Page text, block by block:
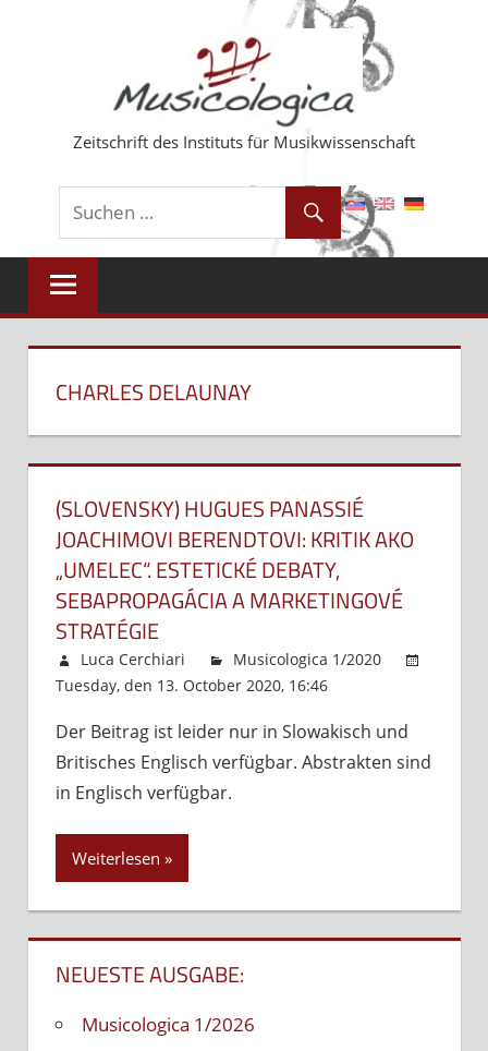
Zeitschrift des Instituts für Musikwissenschaft
CHARLES DELAUNAY
(SLOVENSKY) HUGUES PANASSIÉ
JOACHIMOVI BERENDTOVI: KRITIK AKO
„UMELEC“. ESTETICKÉ DEBATY,
SEBAPROPAGÁCIA A MARKETINGOVÉ
STRATÉGIE
Luca Cerchiari
Musicologica 1/2020
Tuesday, den 13. October 2020, 16:46
deaktiviert
Der Beitrag ist leider nur in Slowakisch und
Britisches Englisch verfügbar. Abstrakten sind
in Englisch verfügbar.
Weiterlesen
NEUESTE AUSGABE:
Musicologica 1/2026